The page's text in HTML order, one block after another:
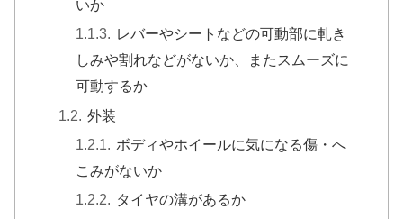
いか
レバーやシートなどの可動部に軋き
しみや割れなどがないか、またスムーズに
可動するか
外装
ボディやホイールに気になる傷・へ
こみがないか
タイヤの溝があるか